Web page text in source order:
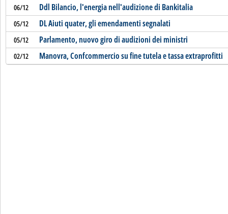
06/12 Ddl Bilancio, l'energia nell'audizione di Bankitalia
05/12 DL Aiuti quater, gli emendamenti segnalati
05/12 Parlamento, nuovo giro di audizioni dei ministri
02/12 Manovra, Confcommercio su fine tutela e tassa extraprofitti